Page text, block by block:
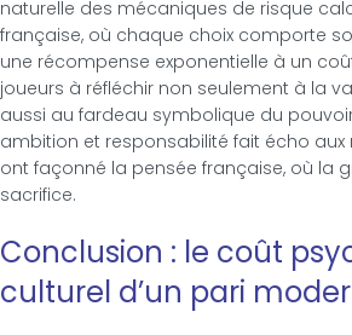
naturelle des mécaniques de risque
française, où chaque choix comporte
une récompense exponentielle à un
joueurs à réfléchir non seulement à la
aussi au fardeau symbolique du
ambition et responsabilité fait écho aux
ont façonné la pensée française, où la
sacrifice.
Conclusion : le coût
culturel d’un pari